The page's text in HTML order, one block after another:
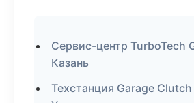
Сервис-центр TurboTech
Казань
Техстанция Garage